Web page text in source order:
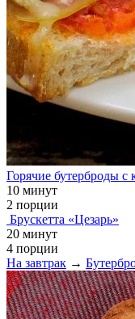
Горячие бутерброды
10 минут
2 порции
Брускетта «Цезарь»
20 минут
4 порции
На завтрак →